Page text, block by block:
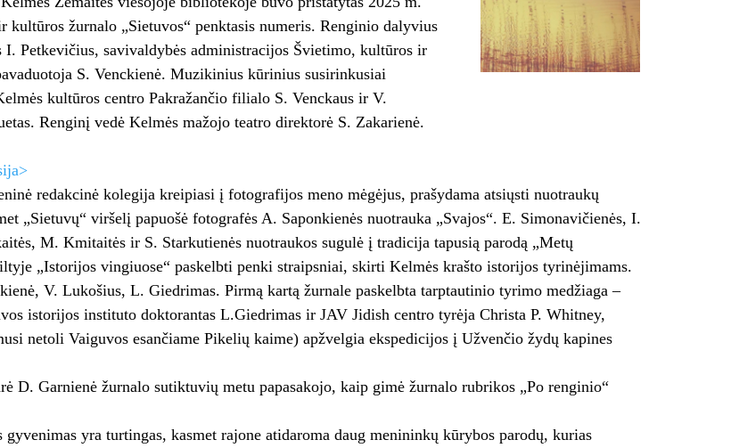
kultūros žurnalo „Sietuvos“ penktasis numeris. Renginio dalyvius
I. Petkevičius, savivaldybės administracijos Švietimo, kultūros ir
S. Venckienė. Muzikinius kūrinius susirinkusiai
kultūros centro Pakražančio filialo S. Venckaus ir V.
Renginį vedė Kelmės mažojo teatro direktorė S. Zakarienė.
redakcinė kolegija kreipiasi į fotografijos meno mėgėjus, prašydama atsiųsti nuotraukų
„Sietuvų“ viršelį papuošė fotografės A. Saponkienės nuotrauka „Svajos“. E. Simonavičienės, I.
M. Kmitaitės ir S. Starkutienės nuotraukos sugulė į tradicija tapusią parodą „Metų
„Istorijos vingiuose“ paskelbti penki straipsniai, skirti Kelmės krašto istorijos tyrinėjimams.
V. Lukošius, L. Giedrimas. Pirmą kartą žurnale paskelbta tarptautinio tyrimo medžiaga –
istorijos instituto doktorantas L.Giedrimas ir JAV Jidish centro tyrėja Christa P. Whitney,
netoli Vaiguvos esančiame Pikelių kaime) apžvelgia ekspedicijos į Užvenčio žydų kapines
D. Garnienė žurnalo sutiktuvių metu papasakojo, kaip gimė žurnalo rubrikos „Po renginio“
yra turtingas, kasmet rajone atidaroma daug menininkų kūrybos parodų, kurias